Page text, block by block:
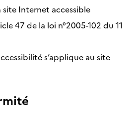
site Internet accessible
47 de la loi n°2005-102 du 11
s’applique au site